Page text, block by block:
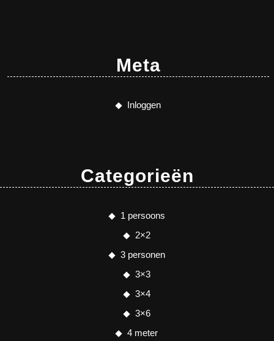
Meta
Inloggen
Categorieën
1 persoons
2×2
3 personen
3×3
3×4
3×6
4 meter